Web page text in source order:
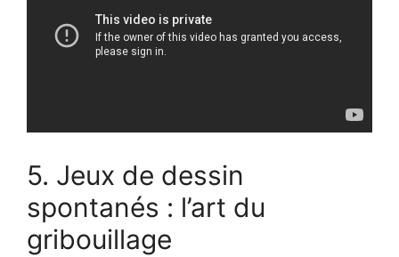
5. Jeux de dessin
spontanés : l’art du
gribouillage